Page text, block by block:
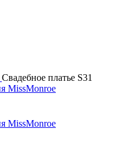
Свадебное платье S31